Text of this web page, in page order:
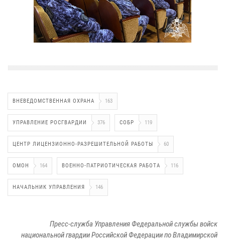
ВНЕВЕДОМСТВЕННАЯ ОХРАНА 163
УПРАВЛЕНИЕ РОСГВАРДИИ 376 СОБР 119
ЦЕНТР ЛИЦЕНЗИОННО-РАЗРЕШИТЕЛЬНОЙ РАБОТЫ 60
ОМОН 164 ВОЕННО-ПАТРИОТИЧЕСКАЯ РАБОТА 116
НАЧАЛЬНИК УПРАВЛЕНИЯ 146
Пресс-служба Управления Федеральной службы войск
национальной гвардии Российской Федерации по Владимирской